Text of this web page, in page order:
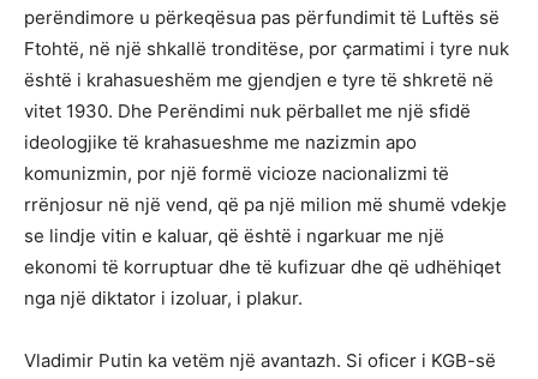
perëndimore u përkeqësua pas përfundimit të Luftës së
Ftohtë, në një shkallë tronditëse, por çarmatimi i tyre nuk
është i krahasueshëm me gjendjen e tyre të shkretë në
vitet 1930. Dhe Perëndimi nuk përballet me një sfidë
ideologjike të krahasueshme me nazizmin apo
komunizmin, por një formë vicioze nacionalizmi të
rrënjosur në një vend, që pa një milion më shumë vdekje
se lindje vitin e kaluar, që është i ngarkuar me një
ekonomi të korruptuar dhe të kufizuar dhe që udhëhiqet
nga një diktator i izoluar, i plakur.
Vladimir Putin ka vetëm një avantazh. Si oficer i KGB-së